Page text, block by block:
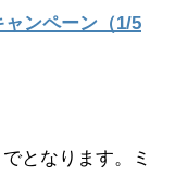
ンペーン（1/5
となります。ミ